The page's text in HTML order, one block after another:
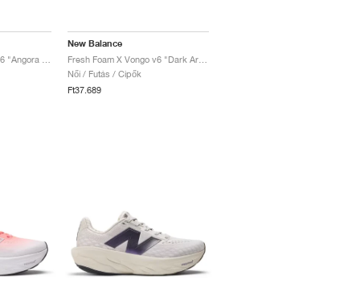
New Balance
Női / Futás / Cipők
Ft37.689